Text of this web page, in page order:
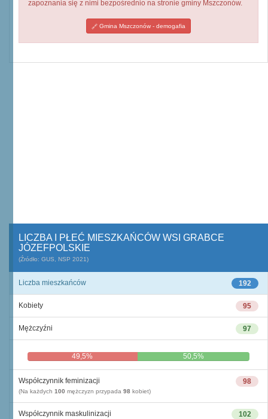
zapoznania się z nimi bezpośrednio na stronie gminy Mszczonów.
Gmina Mszczonów - demogafia
LICZBA I PŁEĆ MIESZKAŃCÓW WSI GRABCE
JÓZEFPOLSKIE
(Źródło: GUS, NSP 2021)
192
Liczba mieszkańców
95
Kobiety
97
Mężczyźni
49,5% 50,5%
98
Współczynnik feminizacji
(Na każdych 100 mężczyzn przypada 98 kobiet)
102
Współczynnik maskulinizacji